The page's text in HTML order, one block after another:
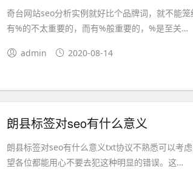
奇台网站seo分析实例就好比个品牌词，就不能
有%的不太重要的，而有%般重要的，%是至关…
admin 2020-08-14
朗县标签对seo有什么意义
朗县标签对seo有什么意义txt协议不熟悉可以考
望各位都能用心不要去犯这种明显的错误。这…